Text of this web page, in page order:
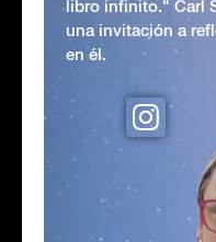
libro infinito." Carl
una invitación a
en él.